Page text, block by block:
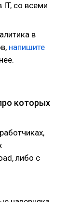
со всеми
в
напишите
которых
либо с